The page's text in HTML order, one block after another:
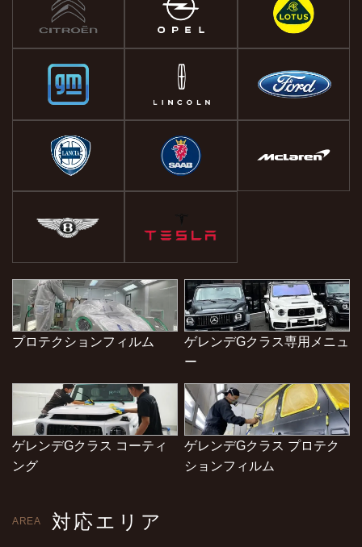
プロテクションフィルム
ゲレンデGクラス専用メニュ
ー
ゲレンデGクラス コーティ
ング
ゲレンデGクラス プロテク
ションフィルム
AREA 対応エリア